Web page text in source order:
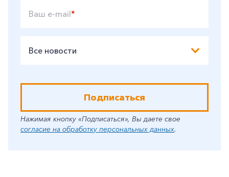
Ваш e-mail*
Все новости
Подписаться
Нажимая кнопку «Подписаться», Вы даете свое
согласие на обработку персональных данных.